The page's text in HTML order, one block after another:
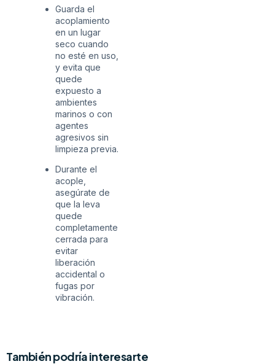
Guarda el
acoplamiento
en un lugar
seco cuando
no esté en uso,
y evita que
quede
expuesto a
ambientes
marinos o con
agentes
agresivos sin
limpieza previa.
Durante el
acople,
asegúrate de
que la leva
quede
completamente
cerrada para
evitar
liberación
accidental o
fugas por
vibración.
También podría interesarte